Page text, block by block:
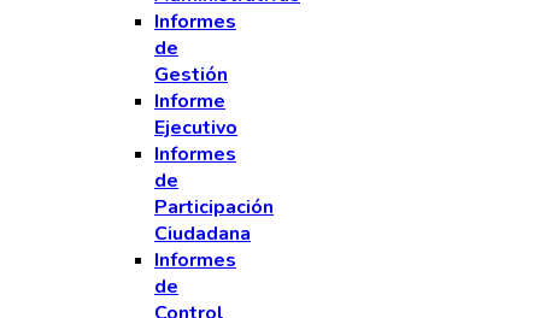
Informes
de
Gestión
Informe
Ejecutivo
Informes
de
Participación
Ciudadana
Informes
de